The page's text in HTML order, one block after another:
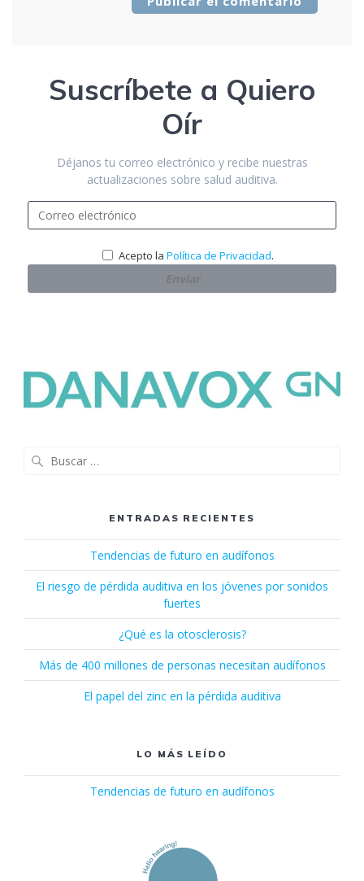
Suscríbete a Quiero
Oír
Déjanos tu correo electrónico y recibe nuestras
actualizaciones sobre salud auditiva.
Acepto la Política de Privacidad.
ENTRADAS RECIENTES
Tendencias de futuro en audífonos
El riesgo de pérdida auditiva en los jóvenes por sonidos
fuertes
¿Qué es la otosclerosis?
Más de 400 millones de personas necesitan audífonos
El papel del zinc en la pérdida auditiva
LO MÁS LEÍDO
Tendencias de futuro en audífonos